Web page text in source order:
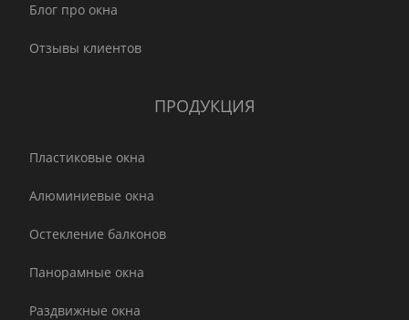
Блог про окна
Отзывы клиентов
ПРОДУКЦИЯ
Пластиковые окна
Алюминиевые окна
Остекление балконов
Панорамные окна
Раздвижные окна